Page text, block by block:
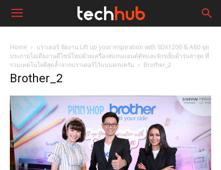
Home
บราเดอร์ จัดงาน Lift up your inspiration with SDX1200 & A80 จุด
ประกายไอเดียงานดีไซน์ใหม่ด้วยเครื่องสแกนแอนด์คัทและจักรเย็บผ้ารุ่นล่าสุด ที่
รวมเทคโนโลยีสุดล้ำจากบราเดอร์ไว้แบบครบครัน
Brother_2
Brother_2